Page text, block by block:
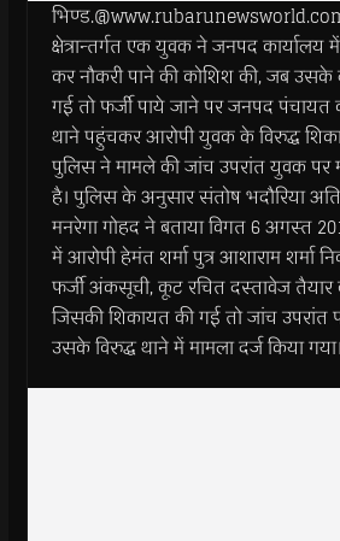
क्षेत्रान्तर्गत एक युवक ने जनपद कार्यालय
कर नौकरी पाने की कोशिश की, जब उसके
गई तो फर्जी पाये जाने पर जनपद पंचायत
थाने पहुंचकर आरोपी युवक के विरुद्ध
पुलिस ने मामले की जांच उपरांत युवक पर
है। पुलिस के अनुसार संतोष भदौरिया
मनरेगा गोहद ने बताया विगत 6 अगस्त
में आरोपी हेमंत शर्मा पुत्र आशाराम शर्मा
फर्जी अंकसूची, कूट रचित दस्तावेज तैयार
जिसकी शिकायत की गई तो जांच उपरांत
उसके विरुद्ध थाने में मामला दर्ज किया गया।